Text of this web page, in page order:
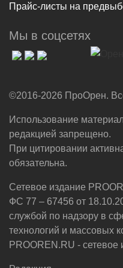
Прайс-листы на
Мы в соцсетях
©2016-2026 ПроОрен.
Использование
редакцией запрещено.
При цитировании
обязательна.
Сетевое издание
ФС 77 – 67456 от
службой по надзору в
технологий и массовых
PROOREN.RU - сетевое